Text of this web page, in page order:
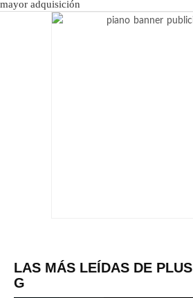
LAS MÁS LEÍDAS DE PLUS
G